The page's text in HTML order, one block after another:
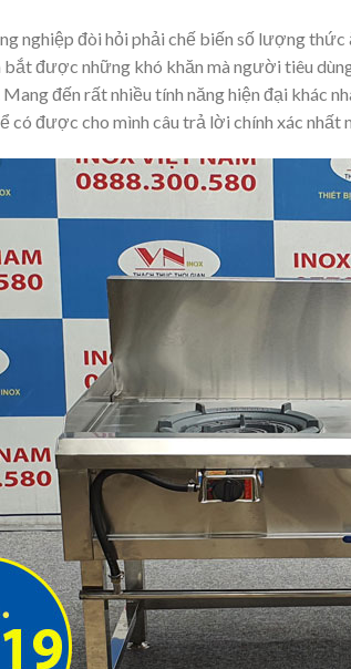
nghiệp đòi hỏi phải chế biến số lượng
được những khó khăn mà người tiêu
đến rất nhiều tính năng hiện đại khác
có được cho mình câu trả lời chính xác nhất